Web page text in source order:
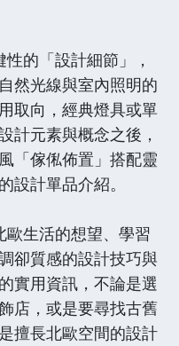
的「設計細節」，
然光線與室內照明的
取向，經典燈具或單
計元素與概念之後，
「傢俬佈置」搭配靈
設計單品介紹。
歐生活的想望、學習
卻質感的設計技巧與
實用資訊，不論是選
店，或是要尋找古舊
擅長北歐空間的設計